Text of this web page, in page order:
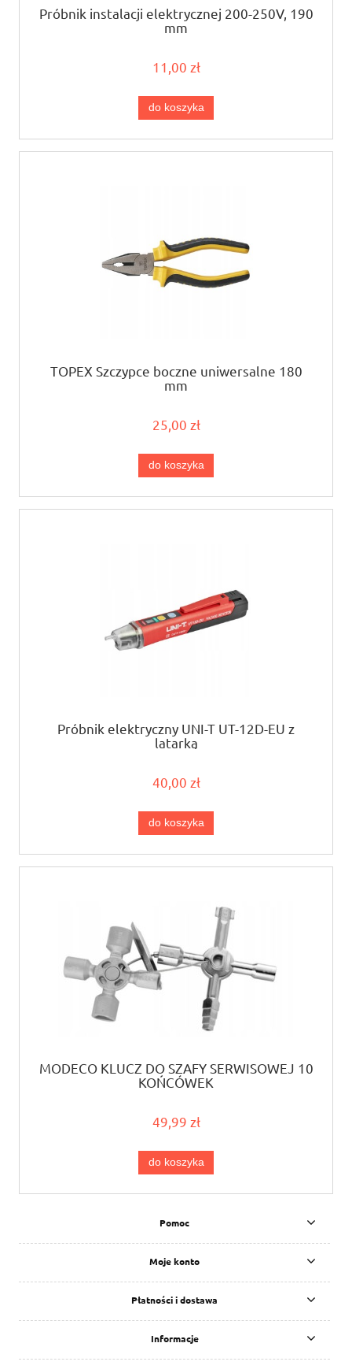
Próbnik instalacji elektrycznej 200-250V, 190
mm
11,00 zł
do koszyka
TOPEX Szczypce boczne uniwersalne 180
mm
25,00 zł
do koszyka
Próbnik elektryczny UNI-T UT-12D-EU z
latarką
40,00 zł
do koszyka
MODECO KLUCZ DO SZAFY SERWISOWEJ 10
KOŃCÓWEK
49,99 zł
do koszyka
Pomoc
Moje konto
Płatności i dostawa
Informacje